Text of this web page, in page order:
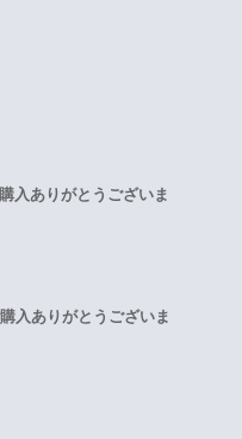
入ありがとうございま
入ありがとうございま